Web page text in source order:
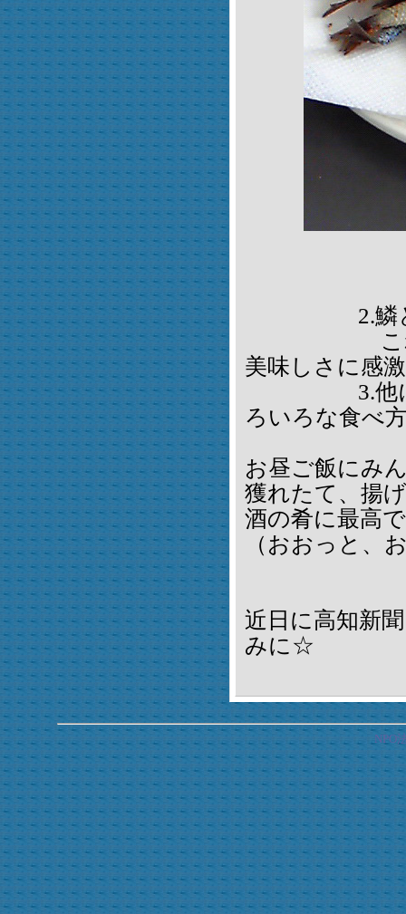
2.鱗と内
これもま
美味しさに感
3.他にもお
ろいろな食べ
お昼ご飯にみ
獲れたて、揚
酒の肴に最高
（おおっと、
近日に高知新
みに☆
NPO